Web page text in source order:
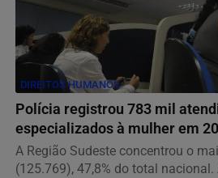
DIREITOS HUMANOS
Polícia registrou 783 mil
especializados à mulher em
A Região Sudeste concentrou o
(125.769), 47,8% do total